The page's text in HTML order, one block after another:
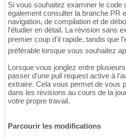
Si vous souhaitez examiner le code
également consulter la branche PR
navigation, de compilation et de
l'étudier en détail. La révision sans
premier coup d'il rapide, tandis que
préférable lorsque vous souhaitez
Lorsque vous jonglez entre
passer d'une pull request active à
extraire. Cela vous permet de vous
dans les révisions au cours de la
votre propre travail.
Parcourir les modifications